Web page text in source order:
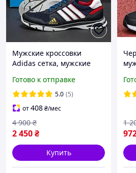
Мужские кроссовки
Adidas сетка, мужские
кроссовки, мужские
повседневные кроссовки
Адидас
Готово к отправке
5.0 (5)
от408₴/мес
2 450₴
4 900 ₴
Купить
1